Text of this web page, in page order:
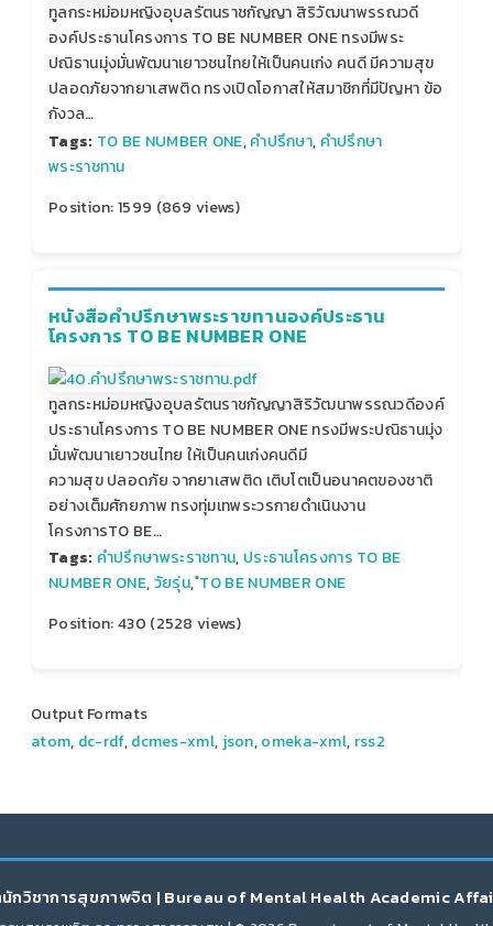
ทูลกระหม่อมหญิงอุบลรัตนราชกัญญา สิริวัฒนาพรรณวดี
องค์ประธานโครงการ TO BE NUMBER ONE ทรงมีพระ
ปณิธานมุ่งมั่นพัฒนาเยาวชนไทยให้เป็นคนเก่ง คนดี มีความสุข
ปลอดภัยจากยาเสพติด ทรงเปิดโอกาสให้สมาชิกที่มีปัญหา ข้อ
กังวล…
Tags: TO BE NUMBER ONE,คำปรึกษา, คำปรึกษา
พระราชทาน
Position:1599 (869 views)
หนังสือคำปรึกษาพระราขทานองค์ประธาน
โครงการ TO BE NUMBER ONE
ทูลกระหม่อมหญิงอุบลรัตนราชกัญญาสิริวัฒนาพรรณวดีองค์
ประธานโครงการ TO BE NUMBER ONE ทรงมีพระปณิธานมุ่ง
มั่นพัฒนาเยาวชนไทย ให้เป็นคนเก่งคนดีมี
ความสุข ปลอดภัย จากยาเสพติด เติบโตเป็นอนาคตของชาติ
อย่างเต็มศักยภาพ ทรงทุ่มเทพระวรกายดำเนินงาน
โครงการTO BE…
Tags: คำปรึกษาพระราชทาน, ประธานโครงการ TO BE
NUMBER ONE,วัยรุ่น,ํTO BE NUMBER ONE
Position:430 (2528 views)
Output Formats
atom, dc-rdf,dcmes-xml, json,omeka-xml, rss2
กวิชาการสุขภาพจิต | Bureau of Mental Health Academic